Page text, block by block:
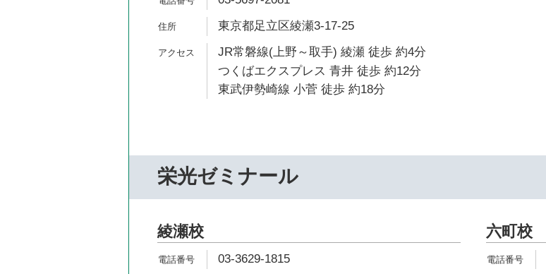
東京都足立区綾瀬3-17-25
JR常磐線(上野～取手) 綾瀬 徒歩 約4分
つくばエクスプレス 青井 徒歩 約12分
東武伊勢崎線 小菅 徒歩 約18分
栄光ゼミナール
綾瀬校
03-3629-1815
六町校